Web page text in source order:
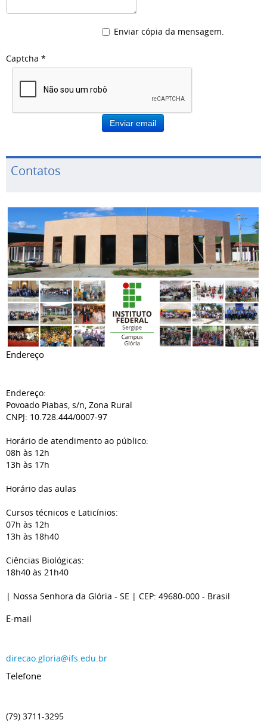
Enviar cópia da mensagem.
Captcha *
Enviar email
Contatos
Endereço
Endereço:
Povoado Piabas, s/n, Zona Rural
CNPJ: 10.728.444/0007-97
Horário de atendimento ao público:
08h às 12h
13h às 17h
Horário das aulas
Cursos técnicos e Laticínios:
07h às 12h
13h às 18h40
Ciências Biológicas:
18h40 às 21h40
| Nossa Senhora da Glória - SE | CEP: 49680-000 - Brasil
E-mail
direcao.gloria@ifs.edu.br
Telefone
(79) 3711-3295